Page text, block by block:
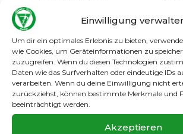
Einwilligung
Um dir ein optimales Erlebnis zu bieten,
wie Cookies, um Geräteinformationen zu
zuzugreifen. Wenn du diesen Technologien
Daten wie das Surfverhalten oder eindeutige IDs
verarbeiten. Wenn du deine Einwilligung nicht
zurückziehst, können bestimmte Merkmale und
beeinträchtigt werden.
Akzeptieren
So richtig rund läuft es noch nicht
Mannschaft. Wie schon gegen
Topfavoriten Mahlsdorf konnte
einen weiteren Aufstiegsanwärter
gepunktet werden. Am Ende
Tennis Borussia 1:2 ( Torschütze
Pitarevic). Dabei zeigten die
Halbzeit ein ansehnliches Spiel
Partie sogar trotz Unterzahl (60.